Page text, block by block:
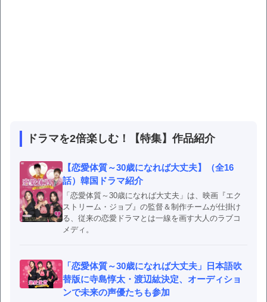
ドラマを2倍楽しむ！【特集】作品紹介
【恋愛体質～30歳になれば大丈夫】（全16
話）韓国ドラマ紹介
「恋愛体質～30歳になれば大丈夫」は、映画『エク
ストリーム・ジョブ』の監督＆制作チームが仕掛け
る、従来の恋愛ドラマとは一線を画す大人のラブコ
メディ。
「恋愛体質～30歳になれば大丈夫」日本語吹
替版に寺島惇太・渡辺紘決定、オーディショ
ンで未来の声優たちも参加